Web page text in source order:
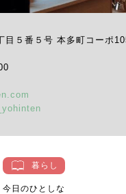
目５番５号 本多町コーポ
暮らし
今日のひとしな